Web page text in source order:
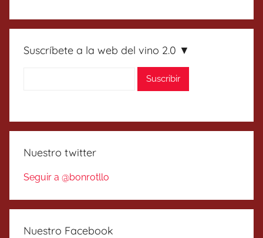
Suscríbete a la web del vino 2.0 ▼
Nuestro twitter
Seguir a @bonrotllo
Nuestro Facebook